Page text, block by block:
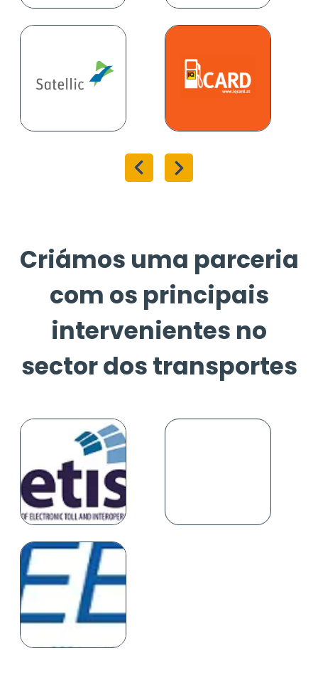
Criámos uma parceria
com os principais
intervenientes no
sector dos transportes